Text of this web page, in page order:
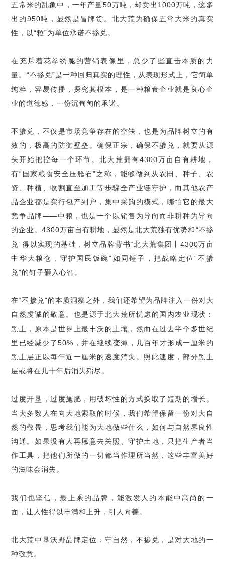
五常米的乱象中，一年产量50万吨，却卖出 1000万吨，这多
出的950吨，显然是冒牌货。北大荒为确保五常大米的真实
性，以“粒”为单位承诺不掺兑。
在充斥着花拳绣腿的营销表像里，总少了些直击本质的力
量。 “不掺兑”是一种回归真实的理性，从表现形式上，它简单
纯粹，容易传播，探究其根本，是一种粮食企业就是良心企
业的道德感，一份沉甸甸的承诺。
不掺兑，不仅是市场竞争存在的空缺，也是为品牌树立的有
效的，极高的防御壁垒。确保正宗，确保不掺兑，就要从源
头开始把控每一个环节。北大荒拥有4300万亩自有耕地，
有“ 国家粮食安全压舱石”之称，能够做到从农田、种子、农
资、种植、收割直至加工等步骤全产业链守护，而其他农产
品企业都是实行包产到户，集中采购的模式，哪怕它的最大
竞争品牌——中粮，也是一个以销售为导向而非耕种为导向
的企业。 4300万亩自有耕地，显然是北大荒独有优势和“不掺
兑”得以实现的基础，树立品牌背书“北大荒集团丨 4300万亩
中华大粮仓，守护国民饭碗”如同锤子，把战略定位“不掺
兑”的钉子砸入心智。
在“不掺兑”的本质洞察之外，我们还希望为品牌注入一份对大
自然虔诚的敬意。也是源于北大荒所忧虑的国内农业现状：
黑土，原本是世界上最丰沃的土壤，然而在过去半个多世纪
里已经减少了50% ，并在继续变薄，几百年才形成一厘米的
黑土层正以每年近一厘米的速度消失。照此速度，部分黑土
层或将在几十年后消失殆尽。
过度开垦，过度施肥，用破坏性的方式换取了短期的增长。
当大多数人在向大地索取的时候，我们希望保留一份对大自
然的敬畏，思考我们能为大地做些什么，如何与自然界良性
沟通。如果没有人再愿意去关照、守护土地，只把生产者当
作工具，把他们所做的一切都当作理所当然，这些丰富美好
的滋味会消失。
我们也坚信，最上乘的品牌，能激发人的本能中高尚的一
面，让人性得以丰满和上升，引人向善。
北大荒中垦沃野品牌定位：守自然，不掺兑，是对大地的一
种敬意。